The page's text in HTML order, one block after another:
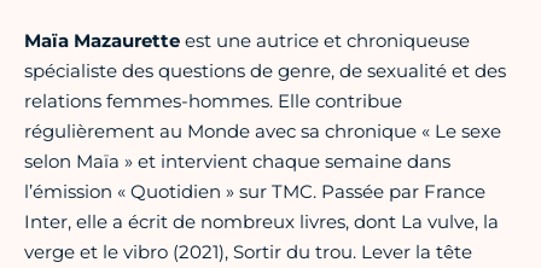
Maïa Mazaurette est une autrice et chroniqueuse
spécialiste des questions de genre, de sexualité et des
relations femmes-hommes. Elle contribue
régulièrement au Monde avec sa chronique « Le sexe
selon Maïa » et intervient chaque semaine dans
l’émission « Quotidien » sur TMC. Passée par France
Inter, elle a écrit de nombreux livres, dont La vulve, la
verge et le vibro (2021), Sortir du trou. Lever la tête